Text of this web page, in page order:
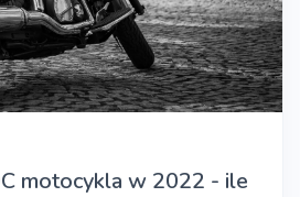
motocykla w 2022 - ile